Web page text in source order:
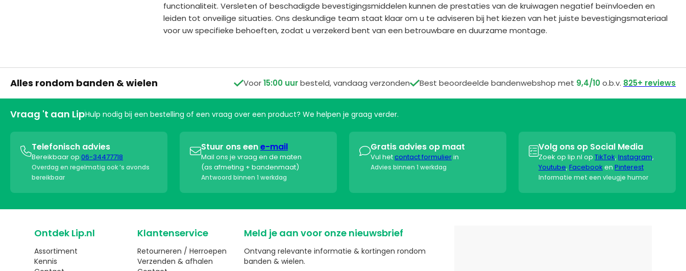
functionaliteit. Versleten of beschadigde bevestigingsmiddelen kunnen de prestaties van de kruiwagen negatief beïnvloeden en
leiden tot onveilige situaties. Ons deskundige team staat klaar om u te adviseren bij het kiezen van het juiste bevestigingsmateriaal
voor uw specifieke behoeften, zodat u verzekerd bent van een betrouwbare en duurzame montage.
Alles rondom banden & wielen Voor15:00 uurbesteld, vandaag verzondenBest beoordeelde bandenwebshop met 9,4/10o.b.v. 825+ reviews
Vraag 't aan LipHulp nodig bij een bestelling of een vraag over een product? We helpen je graag verder.
Telefonisch advies
Bereikbaar op 06-34477718
Overdag en regelmatig ook ’s avonds
bereikbaar
Stuur ons eene-mail
Mail ons je vraag en de maten
(as afmeting + bandenmaat)
Antwoord binnen 1 werkdag
Gratis advies op maat
Vul hetcontact formulierin
Advies binnen 1 werkdag
Volg ons op Social Media
Zoek op lip.nl op TikTok, Instagram,
Youtube, Facebook en Pinterest
Informatie met een vleugje humor
Ontdek Lip.nl
Assortiment
Kennis
Klantenservice
Retourneren / Herroepen
Verzenden & afhalen
Meld je aan voor onze nieuwsbrief
Ontvang relevante informatie & kortingen rondom
banden & wielen.